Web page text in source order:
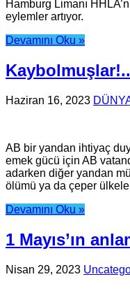
Hamburg Limanı
eylemler artıyor.
Devamını Oku »
Kaybolmuşlar!..
Haziran 16, 2023
AB bir yandan ihtiyaç
emek gücü için AB
adarken diğer yandan
ölümü ya da çeper
Devamını Oku »
1 Mayıs’ın
Nisan 29, 2023